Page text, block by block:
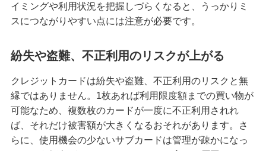
イミングや利用状況を把握しづらくなると、うっかりミ
スにつながりやすい点には注意が必要です。
紛失や盗難、不正利用のリスクが上がる
クレジットカードは紛失や盗難、不正利用のリスクと無
縁ではありません。1枚あれば利用限度額までの買い物が
可能なため、複数枚のカードが一度に不正利用されれ
ば、それだけ被害額が大きくなるおそれがあります。さ
らに、使用機会の少ないサブカードは管理が疎かになっ